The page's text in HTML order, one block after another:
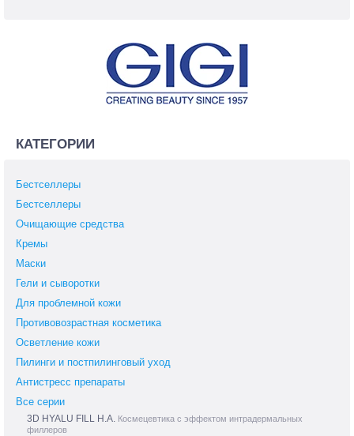
КАТЕГОРИИ
Бестселлеры
Бестселлеры
Очищающие средства
Кремы
Маски
Гели и сыворотки
Для проблемной кожи
Противовозрастная косметика
Осветление кожи
Пилинги и постпилинговый уход
Антистресс препараты
Все серии
3D HYALU FILL H.A. Космецевтика с эффектом интрадермальных
филлеров